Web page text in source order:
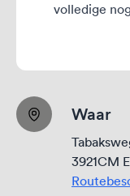
volledige
Waar
3921CM